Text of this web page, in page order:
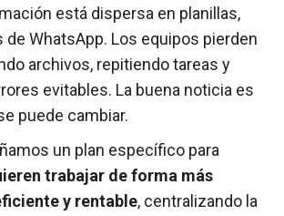
está dispersa en planillas,
de WhatsApp. Los equipos pierden
archivos, repitiendo tareas y
evitables. La buena noticia es
puede cambiar.
un plan específico para
trabajar de forma más
y rentable, centralizando la